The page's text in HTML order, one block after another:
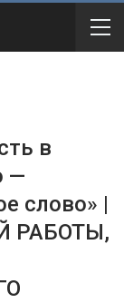
в
—
слово» |
РАБОТЫ,